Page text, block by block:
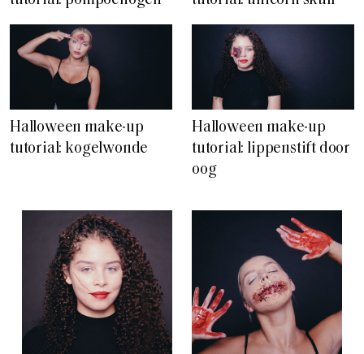
Halloween make-up
tutorial: kogelwonde
Halloween make-up
tutorial: lippenstift door
oog